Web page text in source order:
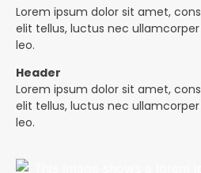
Lorem ipsum dolor sit amet,
elit tellus, luctus nec
leo.
Header
Lorem ipsum dolor sit amet,
elit tellus, luctus nec
leo.